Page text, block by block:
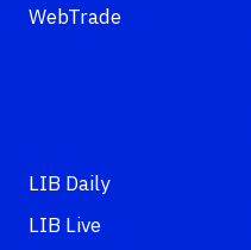
WebTrade
LIB Daily
LIB Live